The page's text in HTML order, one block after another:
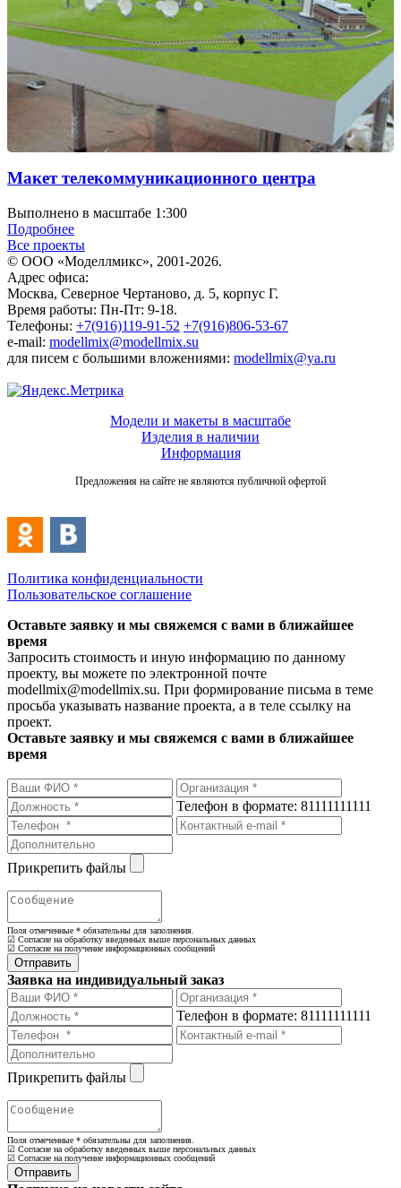
Макет телекоммуникационного центра
Выполнено в масштабе 1:300
Подробнее
Все проекты
© ООО «Моделлмикс», 2001-2026.
Адрес офиса:
Москва, Северное Чертаново, д. 5, корпус Г.
Время работы: Пн-Пт: 9-18.
Телефоны: +7(916)119-91-52 +7(916)806-53-67
e-mail: modellmix@modellmix.su
для писем с большими вложениями: modellmix@ya.ru
Модели и макеты в масштабе
Изделия в наличии
Информация
Предложения на сайте не являются публичной офертой
Политика конфиденциальности
Пользовательское соглашение
Оставьте заявку и мы свяжемся с вами в ближайшее
время
Запросить стоимость и иную информацию по данному
проекту, вы можете по электронной почте
modellmix@modellmix.su. При формирование письма в теме
просьба указывать название проекта, а в теле ссылку на
проект.
Оставьте заявку и мы свяжемся с вами в ближайшее
время
Телефон в формате: 81111111111
Прикрепить файлы
Поля отмеченные * обязательны для заполнения.
☑ Согласие на обработку введенных выше персональных данных
☑ Согласие на получение информационных сообщений
Заявка на индивидуальный заказ
Телефон в формате: 81111111111
Прикрепить файлы
Поля отмеченные * обязательны для заполнения.
☑ Согласие на обработку введенных выше персональных данных
☑ Согласие на получение информационных сообщений